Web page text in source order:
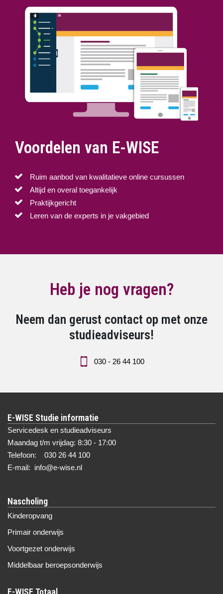
Voordelen van E-WISE
Ruim aanbod van kwalitatieve online cursussen
Altijd en overal toegankelijk
Praktijkgericht
Leren van de experts in je vakgebied
Heb je nog vragen?
Neem dan gerust contact op met onze
studieadviseurs!
030 - 26 44 100
E-WISE Studie informatie
Servicedesk en studieadviseurs
Maandag t/m vrijdag: 8:30 - 17:00
Telefoon: 030 26 44 100
E-mail: info@e-wise.nl
Nascholing
Kinderopvang
Primair onderwijs
Voortgezet onderwijs
Middelbaar beroepsonderwijs